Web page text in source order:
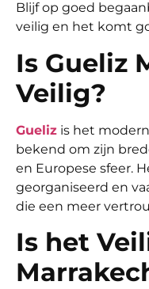
Blijf op goed
veilig en het komt
Is Gueliz
Veilig?
Gueliz is het
bekend om zijn
en Europese sfeer.
georganiseerd en
die een meer
Is het